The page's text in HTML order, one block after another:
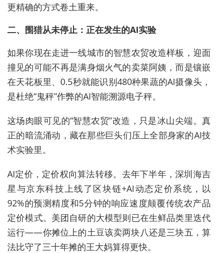
更精确的方式卷土重来。
二、围猎从未停止：正在发生的AI实验
如果你现在走进一线城市的智慧农贸改造样板，迎面
撞见的可能不再是满身烟火气的卖菜阿姨，而是镶嵌
在天花板里、0.5秒就能识别480种果蔬的AI摄像头，
是杜绝“鬼秤”作弊的AI智能溯源电子秤。
这场肉眼可见的“智慧农贸”改造，只是冰山尖端。真
正的暗流涌动，藏在那些巨头们压上全部身家的AI技
术实验里。
AI定价，定价权向算法转移。去年下半年，深圳海吉
星与京东科技上线了区块链+AI动态定价系统，以
92%的预测精度和5分钟的响应速度颠覆传统农产品
定价模式。美团自研的大模型则已在生鲜品类里迭代
运行——你摊位上的土豆该卖两块八还是三块五，算
法比守了三十年摊的王大妈算得更快。